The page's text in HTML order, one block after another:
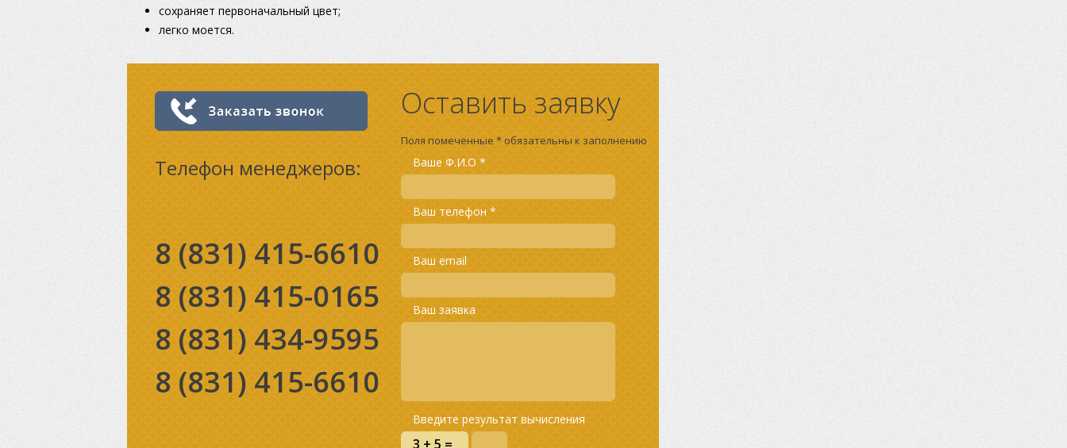
сохраняет первоначальный цвет;
легко моется.
Телефон менеджеров:
8 (831) 415-6610
8 (831) 415-0165
8 (831) 434-9595
8 (831) 415-6610
Оставить заявку
Поля помеченные * обязательны к заполнению
Ваше Ф.И.О *
Ваш телефон *
Ваш email
Ваш заявка
Введите результат вычисления